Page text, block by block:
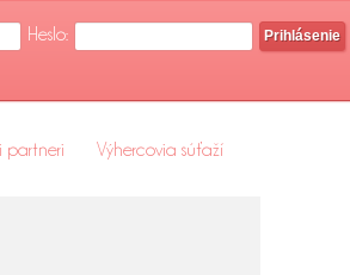
Heslo:
Prihlásenie
partneri Výhercovia súťaží